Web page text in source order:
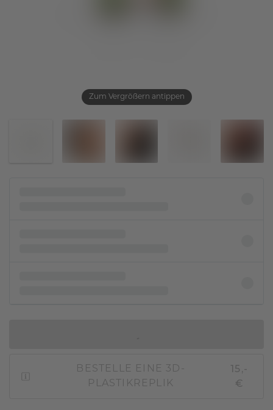
Zum Vergrößern antippen
BESTELLE EINE 3D-
PLASTIKREPLIK
15,-
€